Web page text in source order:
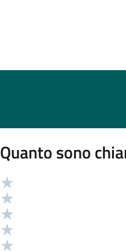
Quanto sono
Valutazione